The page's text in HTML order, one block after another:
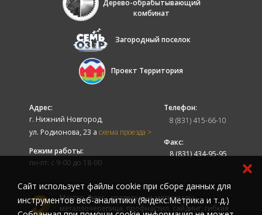
Дерево-обрабытывающий
комбинат
Загородный поселок
Проект Территория
Адрес:
г. Нижний Новгород,
ул. Родионова, 23 а схема проезда >
Режим работы:
пн-пт: с 9-00 до 18-00
Телефон:
8 (831) 415-66-10
Факс:
8 (831) 434-95-95
Мастер-Люкс - кровельные материалы:
металлочерепица, профнастил, сайдинг, гибкая
Cайт использует файлы cookie при сборе данных для
инструментов веб-аналитики (Яндекс.Метрика и т.д.)